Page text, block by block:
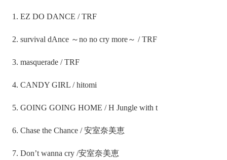
1. EZ DO DANCE / TRF
2. survival dAnce ～no no cry more～ / TRF
3. masquerade / TRF
4. CANDY GIRL / hitomi
5. GOING GOING HOME / H Jungle with t
6. Chase the Chance /安室奈美恵
7. Don’t wanna cry /安室奈美恵